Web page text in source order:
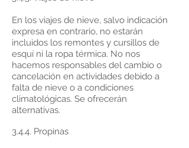
En los viajes de nieve, salvo indicación
expresa en contrario, no estarán
incluidos los remontes y cursillos de
esquí ni la ropa térmica. No nos
hacemos responsables del cambio o
cancelación en actividades debido a
falta de nieve o a condiciones
climatológicas. Se ofrecerán
alternativas.
3.4.4. Propinas